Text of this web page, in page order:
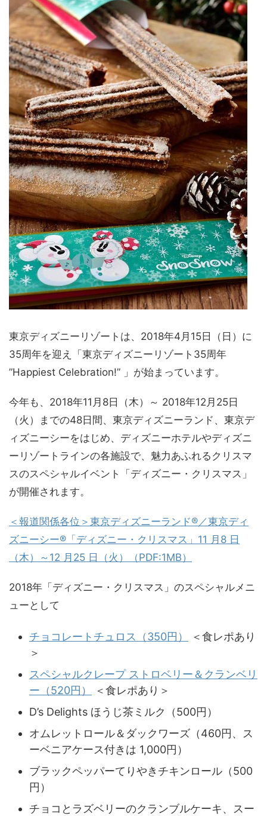
東京ディズニーリゾートは、2018年4月15日（日）に
35周年を迎え「東京ディズニーリゾート35周年
”Happiest Celebration!” 」が始まっています。
今年も、2018年11月8日（木）～ 2018年12月25日
（火）までの48日間、東京ディズニーランド、東京デ
ィズニーシーをはじめ、ディズニーホテルやディズニ
ーリゾートラインの各施設で、魅力あふれるクリスマ
スのスペシャルイベント「ディズニー・クリスマス」
が開催されます。
＜報道関係各位＞東京ディズニーランド®／東京ディ
ズニーシー®「ディズニー・クリスマス」11 月8 日
（木）～12 月25 日（火）（PDF:1MB）
2018年「ディズニー・クリスマス」のスペシャルメニ
ューとして
チョコレートチュロス（350円）
＜食レポあり
＞
スペシャルクレープ ストロベリー＆クランベリ
ー（520円）
＜食レポあり＞
D’s Delights ほうじ茶ミルク（500円）
オムレットロール＆ダックワーズ（460円、ス
ーベニアケース付きは 1,000円）
ブラックペッパーてりやきチキンロール（500
円）
チョコとラズベリーのクランブルケーキ、スー